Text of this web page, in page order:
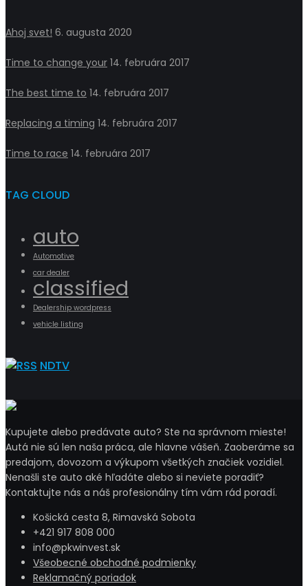
Ahoj svet! 6. augusta 2020
Time to change your 14. februára 2017
The best time to 14. februára 2017
Replacing a timing 14. februára 2017
Time to race 14. februára 2017
TAG CLOUD
auto
Automotive
car dealer
classified
Dealership wordpress
vehicle listing
NDTV
Kupujete alebo predávate auto? Ste na správnom mieste!
Autá nie sú len naša práca, ale hlavne vášeň. Zaoberáme sa
predajom, dovozom a výkupom všetkých značiek vozidiel.
Nenašli ste auto aké hľadáte alebo si neviete poradiť?
Kontaktujte nás a náš profesionálny tím vám rád poradí.
Košická cesta 8, Rimavská Sobota
+421 917 808 000
info@pkwinvest.sk
Všeobecné obchodné podmienky
Reklamačný poriadok